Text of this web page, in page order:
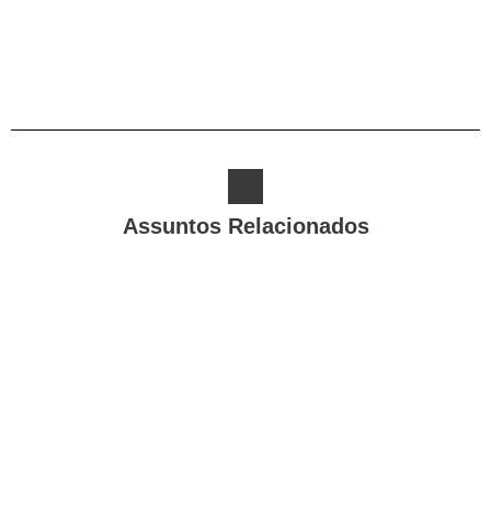
Assuntos Relacionados